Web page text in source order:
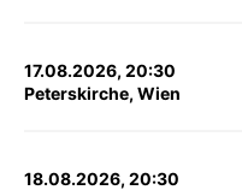
17.08.2026, 20:30
Peterskirche, Wien
18.08.2026, 20:30